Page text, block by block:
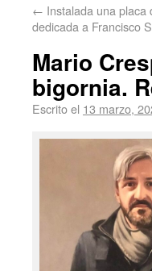
← Instalada una
dedicada a Francisco
Mario
bigornia.
Escrito el 13 marzo,